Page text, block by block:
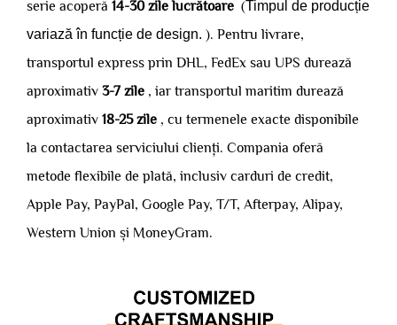
serie acoperă 14-30 zile lucrătoare (Timpul de producție
variază în funcție de design. ). Pentru livrare,
transportul express prin DHL, FedEx sau UPS durează
aproximativ 3-7 zile , iar transportul maritim durează
aproximativ 18-25 zile , cu termenele exacte disponibile
la contactarea serviciului clienți. Compania oferă
metode flexibile de plată, inclusiv carduri de credit,
Apple Pay, PayPal, Google Pay, T/T, Afterpay, Alipay,
Western Union și MoneyGram.